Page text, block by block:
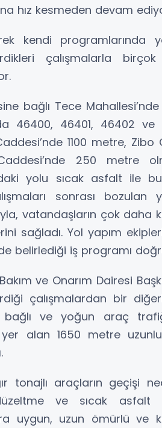
hız kesmeden devam
kendi
çalışmalarla
bağlı Tece
46400, 46401, 46402
1100 metre,
250 metre
yolu sıcak asfalt ile
sonrası
vatandaşların çok
sağladı. Yol yapım
belirlediği iş programı
ve Onarım Dairesi
çalışmalardan bir
bağlı ve yoğun araç
alan 1650 metre
tonajlı araçların geçişi
ve sıcak asfalt
uygun, uzun ömürlü ve